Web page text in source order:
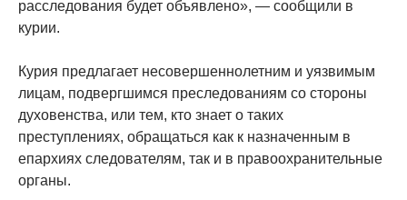
расследования будет объявлено», — сообщили в
курии.
Курия предлагает несовершеннолетним и уязвимым
лицам, подвергшимся преследованиям со стороны
духовенства, или тем, кто знает о таких
преступлениях, обращаться как к назначенным в
епархиях следователям, так и в правоохранительные
органы.